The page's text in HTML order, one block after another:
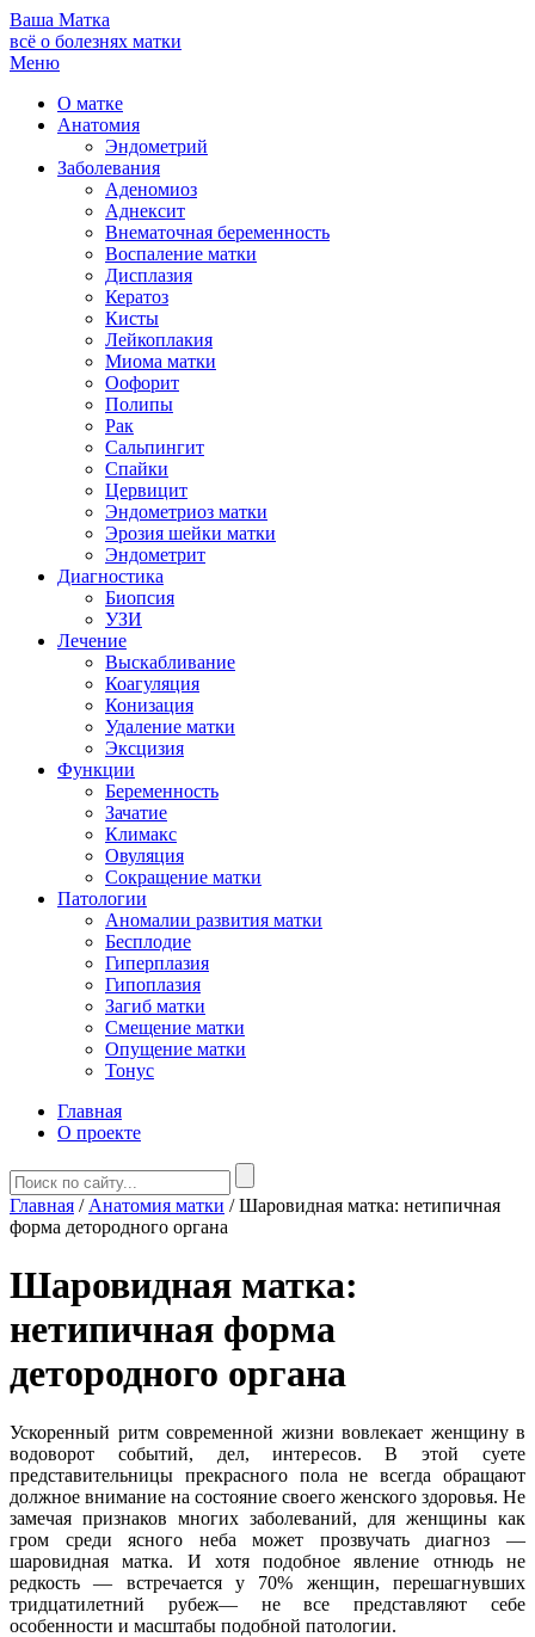
Ваша Матка
всё о болезнях матки
Меню
О матке
Анатомия
Эндометрий
Заболевания
Аденомиоз
Аднексит
Внематочная беременность
Воспаление матки
Дисплазия
Кератоз
Кисты
Лейкоплакия
Миома матки
Оофорит
Полипы
Рак
Сальпингит
Спайки
Цервицит
Эндометриоз матки
Эрозия шейки матки
Эндометрит
Диагностика
Биопсия
УЗИ
Лечение
Выскабливание
Коагуляция
Конизация
Удаление матки
Эксцизия
Функции
Беременность
Зачатие
Климакс
Овуляция
Сокращение матки
Патологии
Аномалии развития матки
Бесплодие
Гиперплазия
Гипоплазия
Загиб матки
Смещение матки
Опущение матки
Тонус
Главная
О проекте
Главная / Анатомия матки /Шаровидная матка: нетипичная
форма детородного органа
Шаровидная матка:
нетипичная форма
детородного органа
Ускоренный ритм современной жизни вовлекает женщину в
водоворот событий, дел, интересов. В этой суете
представительницы прекрасного пола не всегда обращают
должное внимание на состояние своего женского здоровья. Не
замечая признаков многих заболеваний, для женщины как
гром среди ясного неба может прозвучать диагноз —
шаровидная матка. И хотя подобное явление отнюдь не
редкость — встречается у 70% женщин, перешагнувших
тридцатилетний рубеж— не все представляют себе
особенности и масштабы подобной патологии.